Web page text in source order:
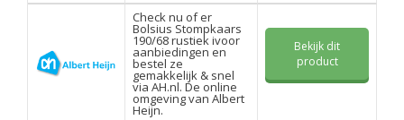
Check nu of er
Bolsius Stompkaars
190/68 rustiek ivoor
aanbiedingen en
bestel ze
gemakkelijk & snel
via AH.nl. De online
omgeving van Albert
Heijn.
Bekijk dit
product